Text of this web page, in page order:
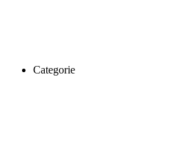
Categorie